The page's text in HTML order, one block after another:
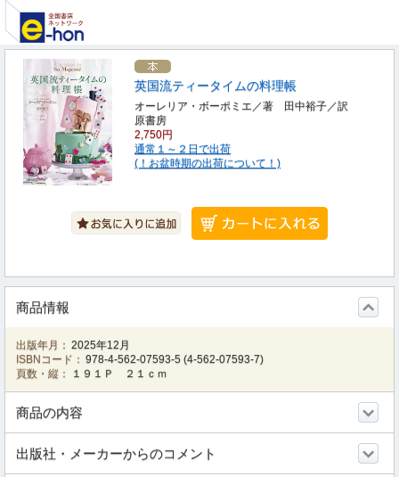
英国流ティータイムの料理帳
オーレリア・ボーポミエ／著 田中裕子／訳
原書房
2,750円
通常１～２日で出荷
(！お盆時期の出荷について！)
商品情報
出版年月： 2025年12月
ISBNコード： 978-4-562-07593-5 (4-562-07593-7)
頁数・縦：
１９１Ｐ ２１ｃｍ
商品の内容
出版社・メーカーからのコメント